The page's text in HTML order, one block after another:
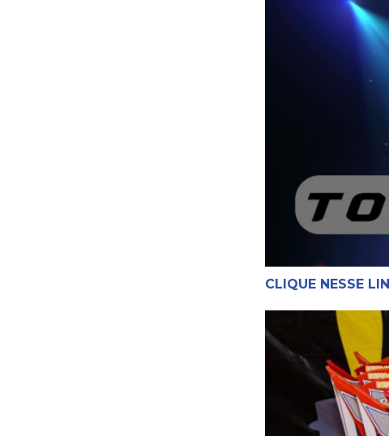
CLIQUE NESSE